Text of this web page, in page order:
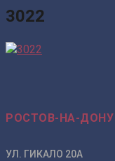
3022
РОСТОВ-НА-ДОНУ
УЛ. ГИКАЛО